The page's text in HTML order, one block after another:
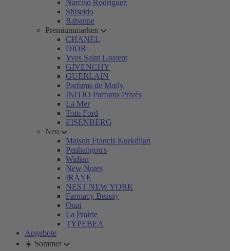
Narciso Rodriguez
Shiseido
Rabanne
Premiummarken
CHANEL
DIOR
Yves Saint Laurent
GIVENCHY
GUERLAIN
Parfums de Marly
INITIO Parfums Privés
La Mer
Tom Ford
EISENBERG
Neu
Maison Francis Kurkdjian
Penhaligon's
Widian
New Notes
IRÄYE
NEST NEW YORK
Farmacy Beauty
Ouai
La Prairie
TYPEBEA
Angebote
☀️ Sommer